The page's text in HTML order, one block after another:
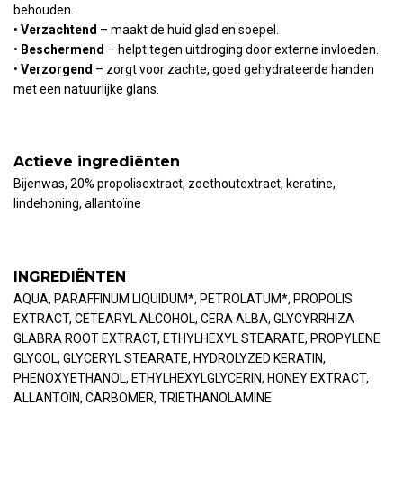
behouden.
• Verzachtend – maakt de huid glad en soepel.
• Beschermend – helpt tegen uitdroging door externe invloeden.
• Verzorgend – zorgt voor zachte, goed gehydrateerde handen
met een natuurlijke glans.
Actieve ingrediënten
Bijenwas, 20% propolisextract, zoethoutextract, keratine,
lindehoning, allantoïne
INGREDIËNTEN
AQUA, PARAFFINUM LIQUIDUM*, PETROLATUM*, PROPOLIS
EXTRACT, CETEARYL ALCOHOL, CERA ALBA, GLYCYRRHIZA
GLABRA ROOT EXTRACT, ETHYLHEXYL STEARATE, PROPYLENE
GLYCOL, GLYCERYL STEARATE, HYDROLYZED KERATIN,
PHENOXYETHANOL, ETHYLHEXYLGLYCERIN, HONEY EXTRACT,
ALLANTOIN, CARBOMER, TRIETHANOLAMINE